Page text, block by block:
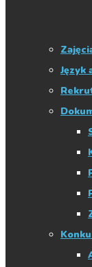
Język